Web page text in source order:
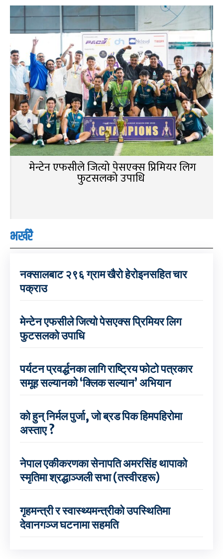
मेन्टेन एफसीले जित्यो पेसएक्स प्रिमियर लिग
फुटसलको उपाधि
भर्खरै
नक्सालबाट २९६ ग्राम खैरो हेरोइनसहित चार
पक्राउ
मेन्टेन एफसीले जित्यो पेसएक्स प्रिमियर लिग
फुटसलको उपाधि
पर्यटन प्रवर्द्धनका लागि राष्ट्रिय फोटो पत्रकार
समूह सल्यानको ‘क्लिक सल्यान’ अभियान
को हुन् निर्मल पुर्जा, जो ब्रड पिक हिमपहिरोमा
अस्ताए ?
नेपाल एकीकरणका सेनापति अमरसिंह थापाको
स्मृतिमा श्रद्धाञ्जली सभा (तस्वीरहरू)
गृहमन्त्री र स्वास्थ्यमन्त्रीको उपस्थितिमा
देवानगञ्ज घटनामा सहमति